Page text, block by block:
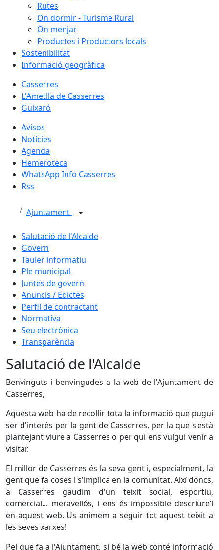
Rutes
On dormir - Turisme Rural
On menjar
Productes i Productors locals
Sostenibilitat
Informació geogràfica
Casserres
L'Ametlla de Casserres
Guixaró
Avisos
Notícies
Agenda
Hemeroteca
WhatsApp Info Casserres
Rss
Ajuntament
Salutació de l'Alcalde
Govern
Tauler informatiu
Ple municipal
Juntes de govern
Anuncis / Edictes
Perfil de contractant
Normativa
Seu electrònica
Transparència
Salutació de l'Alcalde
Benvinguts i benvingudes a la web de l'Ajuntament de
Casserres,
Aquesta web ha de recollir tota la informació que pugui
ser d'interès per la gent de Casserres, per la que s'està
plantejant viure a Casserres o per qui ens vulgui venir a
visitar.
El millor de Casserres és la seva gent i, especialment, la
gent que fa coses i s'implica en la comunitat. Així doncs,
a Casserres gaudim d'un teixit social, esportiu,
comercial... meravellós, i ens és impossible descriure’l
en aquest web. Us animem a seguir tot aquest teixit a
les seves xarxes!
Pel que fa a l'Ajuntament, si bé la web conté informació